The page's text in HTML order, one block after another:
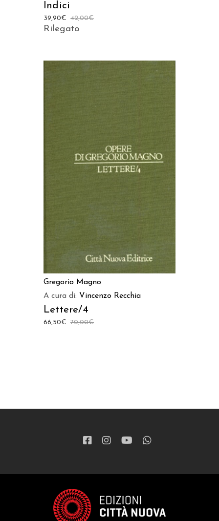
Indici
42,00€
39,90€
Rilegato
AGGIUNGI AL CARRELLO
Gregorio Magno
A cura di: Vincenzo Recchia
Lettere/4
70,00€
66,50€